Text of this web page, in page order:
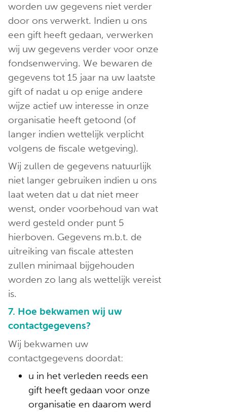
worden uw gegevens niet verder
door ons verwerkt. Indien u ons
een gift heeft gedaan, verwerken
wij uw gegevens verder voor onze
fondsenwerving. We bewaren de
gegevens tot 15 jaar na uw laatste
gift of nadat u op enige andere
wijze actief uw interesse in onze
organisatie heeft getoond (of
langer indien wettelijk verplicht
volgens de fiscale wetgeving).
Wij zullen de gegevens natuurlijk
niet langer gebruiken indien u ons
laat weten dat u dat niet meer
wenst, onder voorbehoud van wat
werd gesteld onder punt 5
hierboven. Gegevens m.b.t. de
uitreiking van fiscale attesten
zullen minimaal bijgehouden
worden zo lang als wettelijk vereist
is.
7. Hoe bekwamen wij uw
contactgegevens?
Wij bekwamen uw
contactgegevens doordat:
u in het verleden reeds een
gift heeft gedaan voor onze
organisatie en daarom werd